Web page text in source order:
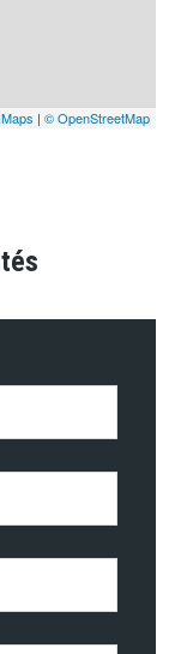
Maps | © OpenStreetMap